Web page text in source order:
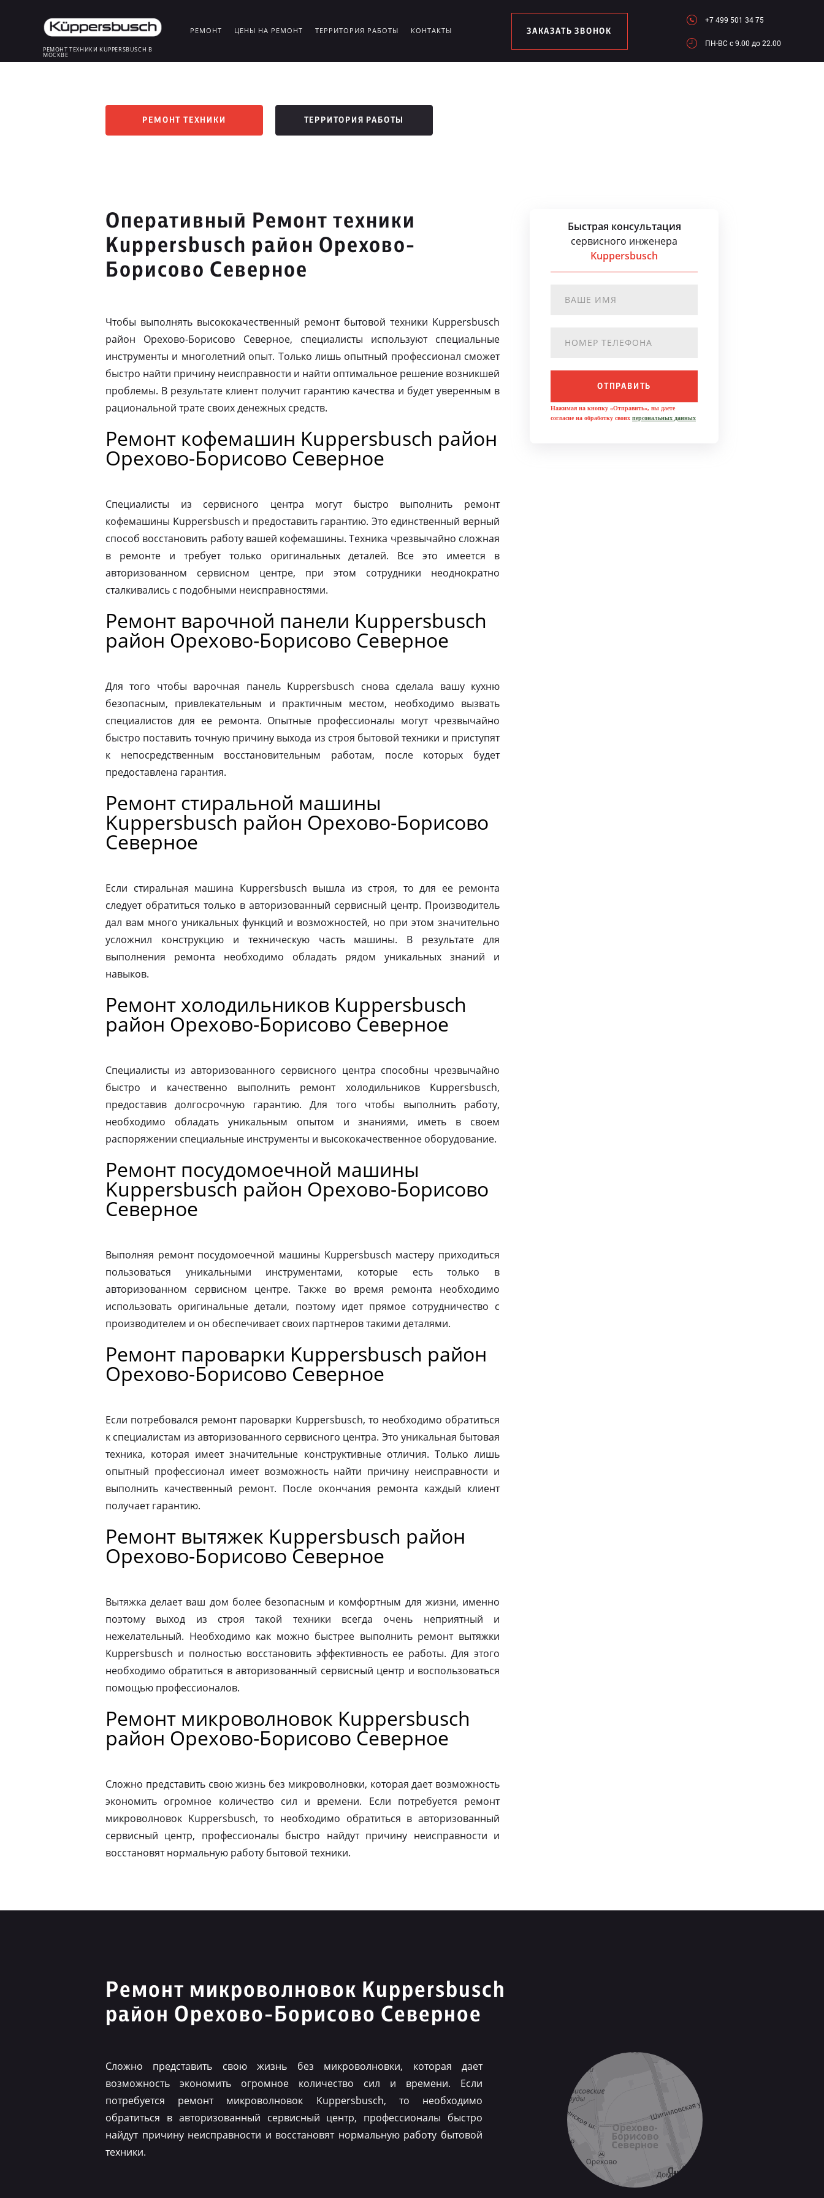
РЕМОНТ ТЕХНИКИ KUPPERSBUSCH В
МОСКВЕ
РЕМОНТ ЦЕНЫ НА РЕМОНТ ТЕРРИТОРИЯ РАБОТЫ КОНТАКТЫ ЗАКАЗАТЬ ЗВОНОК
+7 499 501 34 75
ПН-ВC c 9.00 до 22.00
РЕМОНТ ТЕХНИКИ ТЕРРИТОРИЯ РАБОТЫ
Оперативный Ремонт техники
Kuppersbusch район Орехово-
Борисово Северное
Чтобы выполнять высококачественный ремонт бытовой техники Kuppersbusch
район Орехово-Борисово Северное, специалисты используют специальные
инструменты и многолетний опыт. Только лишь опытный профессионал сможет
быстро найти причину неисправности и найти оптимальное решение возникшей
проблемы. В результате клиент получит гарантию качества и будет уверенным в
рациональной трате своих денежных средств.
Ремонт кофемашин Kuppersbusch район
Орехово-Борисово Северное
Специалисты из сервисного центра могут быстро выполнить ремонт
кофемашины Kuppersbusch и предоставить гарантию. Это единственный верный
способ восстановить работу вашей кофемашины. Техника чрезвычайно сложная
в ремонте и требует только оригинальных деталей. Все это имеется в
авторизованном сервисном центре, при этом сотрудники неоднократно
сталкивались с подобными неисправностями.
Ремонт варочной панели Kuppersbusch
район Орехово-Борисово Северное
Для того чтобы варочная панель Kuppersbusch снова сделала вашу кухню
безопасным, привлекательным и практичным местом, необходимо вызвать
специалистов для ее ремонта. Опытные профессионалы могут чрезвычайно
быстро поставить точную причину выхода из строя бытовой техники и приступят
к непосредственным восстановительным работам, после которых будет
предоставлена гарантия.
Ремонт стиральной машины
Kuppersbusch район Орехово-Борисово
Северное
Если стиральная машина Kuppersbusch вышла из строя, то для ее ремонта
следует обратиться только в авторизованный сервисный центр. Производитель
дал вам много уникальных функций и возможностей, но при этом значительно
усложнил конструкцию и техническую часть машины. В результате для
выполнения ремонта необходимо обладать рядом уникальных знаний и
навыков.
Ремонт холодильников Kuppersbusch
район Орехово-Борисово Северное
Специалисты из авторизованного сервисного центра способны чрезвычайно
быстро и качественно выполнить ремонт холодильников Kuppersbusch,
предоставив долгосрочную гарантию. Для того чтобы выполнить работу,
необходимо обладать уникальным опытом и знаниями, иметь в своем
распоряжении специальные инструменты и высококачественное оборудование.
Ремонт посудомоечной машины
Kuppersbusch район Орехово-Борисово
Северное
Выполняя ремонт посудомоечной машины Kuppersbusch мастеру приходиться
пользоваться уникальными инструментами, которые есть только в
авторизованном сервисном центре. Также во время ремонта необходимо
использовать оригинальные детали, поэтому идет прямое сотрудничество с
производителем и он обеспечивает своих партнеров такими деталями.
Ремонт пароварки Kuppersbusch район
Орехово-Борисово Северное
Если потребовался ремонт пароварки Kuppersbusch, то необходимо обратиться
к специалистам из авторизованного сервисного центра. Это уникальная бытовая
техника, которая имеет значительные конструктивные отличия. Только лишь
опытный профессионал имеет возможность найти причину неисправности и
выполнить качественный ремонт. После окончания ремонта каждый клиент
получает гарантию.
Ремонт вытяжек Kuppersbusch район
Орехово-Борисово Северное
Вытяжка делает ваш дом более безопасным и комфортным для жизни, именно
поэтому выход из строя такой техники всегда очень неприятный и
нежелательный. Необходимо как можно быстрее выполнить ремонт вытяжки
Kuppersbusch и полностью восстановить эффективность ее работы. Для этого
необходимо обратиться в авторизованный сервисный центр и воспользоваться
помощью профессионалов.
Ремонт микроволновок Kuppersbusch
район Орехово-Борисово Северное
Сложно представить свою жизнь без микроволновки, которая дает возможность
экономить огромное количество сил и времени. Если потребуется ремонт
микроволновок Kuppersbusch, то необходимо обратиться в авторизованный
сервисный центр, профессионалы быстро найдут причину неисправности и
восстановят нормальную работу бытовой техники.
Быстрая консультация
сервисного инженера
Kuppersbusch
ОТПРАВИТЬ
Нажимая на кнопку «Отправить», вы даете
согласие на обработку своих персональных данных
Ремонт микроволновок Kuppersbusch
район Орехово-Борисово Северное
Сложно представить свою жизнь без микроволновки, которая дает
возможность экономить огромное количество сил и времени. Если
потребуется ремонт микроволновок Kuppersbusch, то необходимо
обратиться в авторизованный сервисный центр, профессионалы быстро
найдут причину неисправности и восстановят нормальную работу бытовой
техники.